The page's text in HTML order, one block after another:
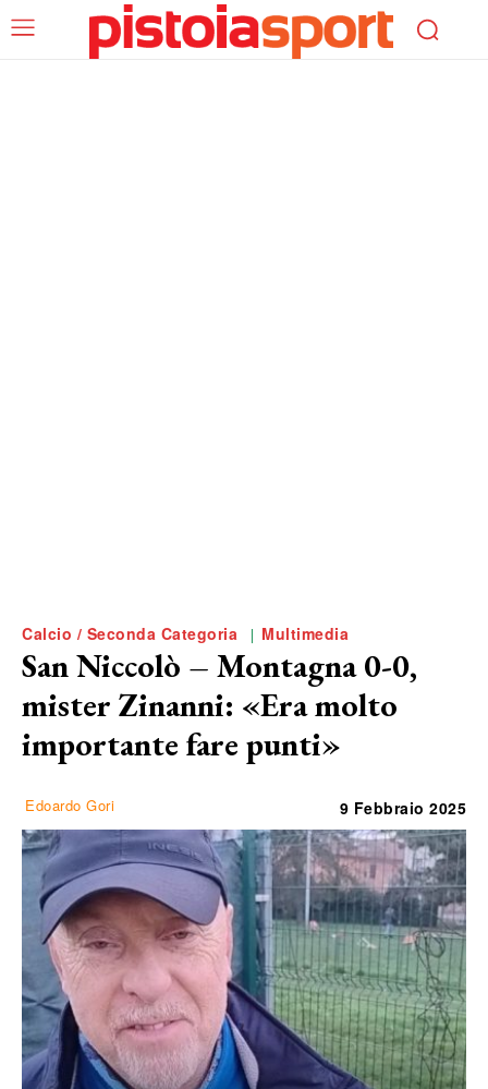
Calcio / Seconda Categoria Multimedia
San Niccolò – Montagna 0-0,
mister Zinanni: «Era molto
importante fare punti»
Edoardo Gori 9 Febbraio 2025